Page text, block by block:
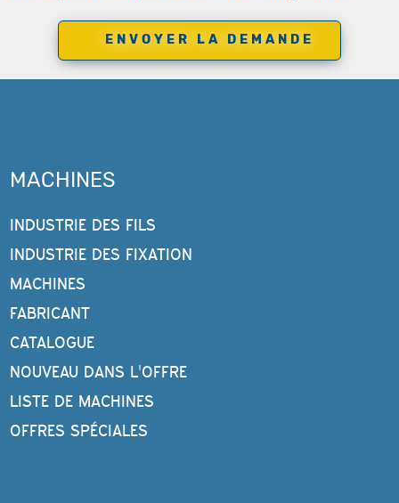
MACHINES
INDUSTRIE DES FILS
INDUSTRIE DES FIXATION
MACHINES
FABRICANT
CATALOGUE
NOUVEAU DANS L'OFFRE
LISTE DE MACHINES
OFFRES SPÉCIALES